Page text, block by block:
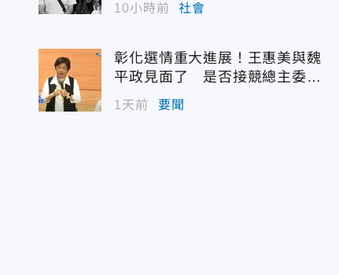
10小時前 社會
彰化選情重大進展！王惠美與魏
平政見面了 是否接競總主委態
度曝光
1天前 要聞